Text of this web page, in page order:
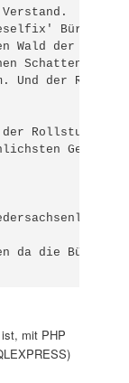
Büro
Wald der Welt.
Schatten im
Und der
der Rollstuhl
da die
mit PHP